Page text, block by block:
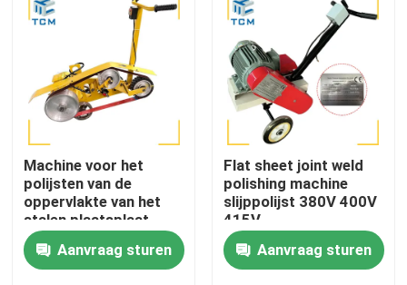
Huis
Producten
Over ons
Machine voor het
polijsten van de
oppervlakte van het
stalen plaatsplaat
Lasmachine voor het
polijsten van de
oppervlakte van het
Aanvraag sturen
Flat sheet joint weld
polishing machine
slijppolijst 380V 400V
415V
Aanvraag sturen